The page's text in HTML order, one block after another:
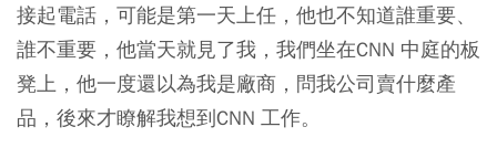
接起電話，可能是第一天上任，他也不知道誰重要、
誰不重要，他當天就見了我，我們坐在CNN 中庭的板
凳上，他一度還以為我是廠商，問我公司賣什麼產
品，後來才瞭解我想到CNN 工作。